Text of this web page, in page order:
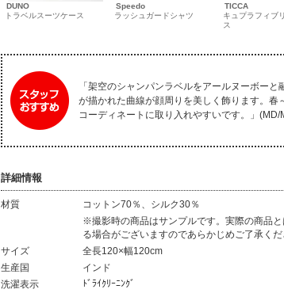
DUNO
トラベルスーツケース
Speedo
ラッシュガードシャツ
TICCA
キュプラフィブ
ス
「架空のシャンパンラベルをアールヌーボー
が描かれた曲線が顔周りを美しく飾ります。春
コーディネートに取り入れやすいです。」(MD/
詳細情報
材質
コットン70％、シルク30％
※撮影時の商品はサンプルです。実際の商品
る場合がございますのであらかじめご了承くだ
サイズ
全長120×幅120cm
生産国
インド
洗濯表示
ﾄﾞﾗｲｸﾘｰﾆﾝｸﾞ